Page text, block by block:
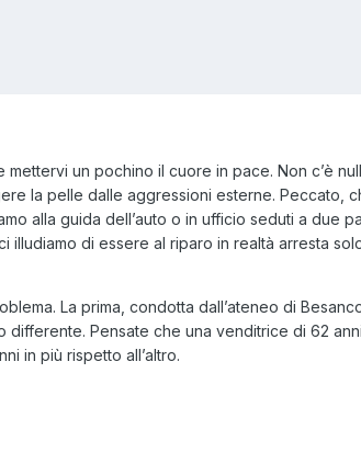
un pochino il cuore in pace. Non c’è
la pelle dalle aggressioni esterne. Peccato,
alla guida dell’auto o in ufficio seduti a due
di essere al riparo in realtà arresta
La prima, condotta dall’ateneo di
Pensate che una venditrice di 62
in più rispetto all’altro.